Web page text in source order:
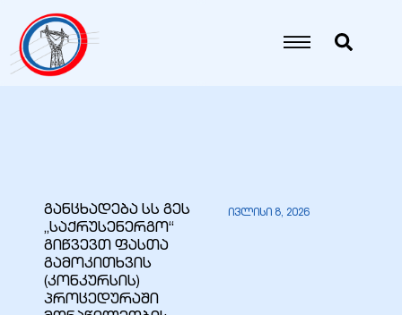
განცხადება სს გეს
„საქრუსენერგო“
გიწვევთ ფასთა
გამოკითხვის
(კონკურსის)
პროცედურაში
ივლისი 8, 2026